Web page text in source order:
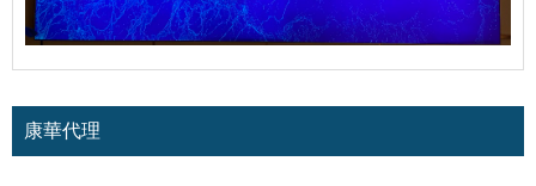
康華代理